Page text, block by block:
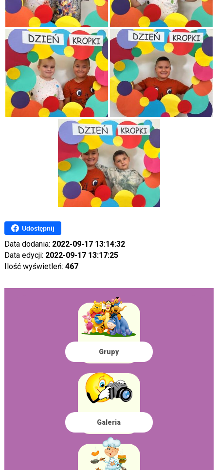
Udostępnij
Data dodania: 2022-09-17 13:14:32
Data edycji: 2022-09-17 13:17:25
Ilość wyświetleń: 467
Grupy
Galeria